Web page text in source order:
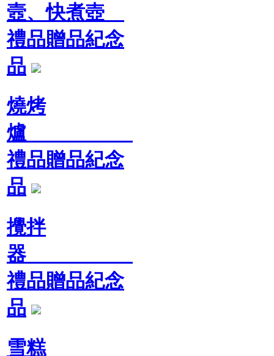
壼、快煮壺
禮品贈品紀念
品
燒烤
爐
禮品贈品紀念
品
攪拌
器
禮品贈品紀念
品
雪糕